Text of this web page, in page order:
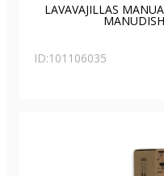
LAVAVAJILLAS
ID:101106035